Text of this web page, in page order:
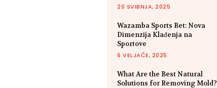
20 SVIBNJA, 2025
Wazamba Sports Bet: Nova
Dimenzija Klađenja na
Sportove
6 VELJAČE, 2025
What Are the Best Natural
Solutions for Removing Mold?